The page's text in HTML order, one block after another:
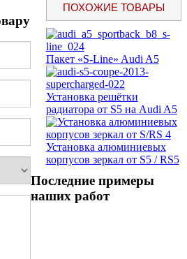
ПОХОЖИЕ ТОВАРЫ
Пакет «S-Line» Audi A5
Установка решётки
радиатора от S5 на Audi A5
Установка алюминиевых
корпусов зеркал от S5 / RS5
Последние примеры
наших работ